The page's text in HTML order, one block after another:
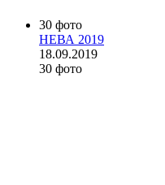
30 фото
НЕВА 2019
18.09.2019
30 фото